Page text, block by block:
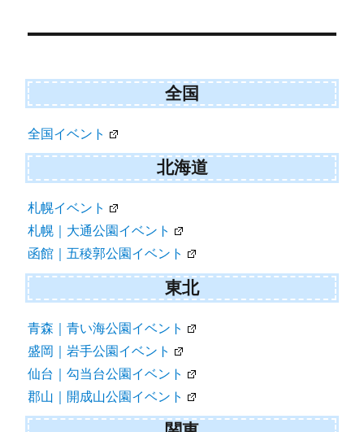
ン
全国
全国イベント
北海道
札幌イベント
札幌｜大通公園イベント
函館｜五稜郭公園イベント
東北
青森｜青い海公園イベント
盛岡｜岩手公園イベント
仙台｜勾当台公園イベント
郡山｜開成山公園イベント